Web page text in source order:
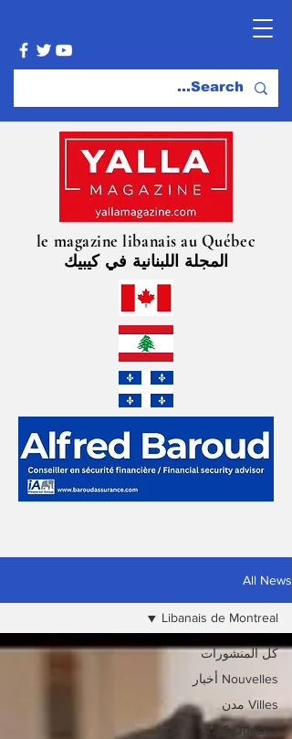
le magazine libanais au Québec
المجلة اللبنانية في كيبيك
All News
كل المنشورات
Nouvelles أخبار
Villes مدن
Québec كيبيك
Libanais de Montreal